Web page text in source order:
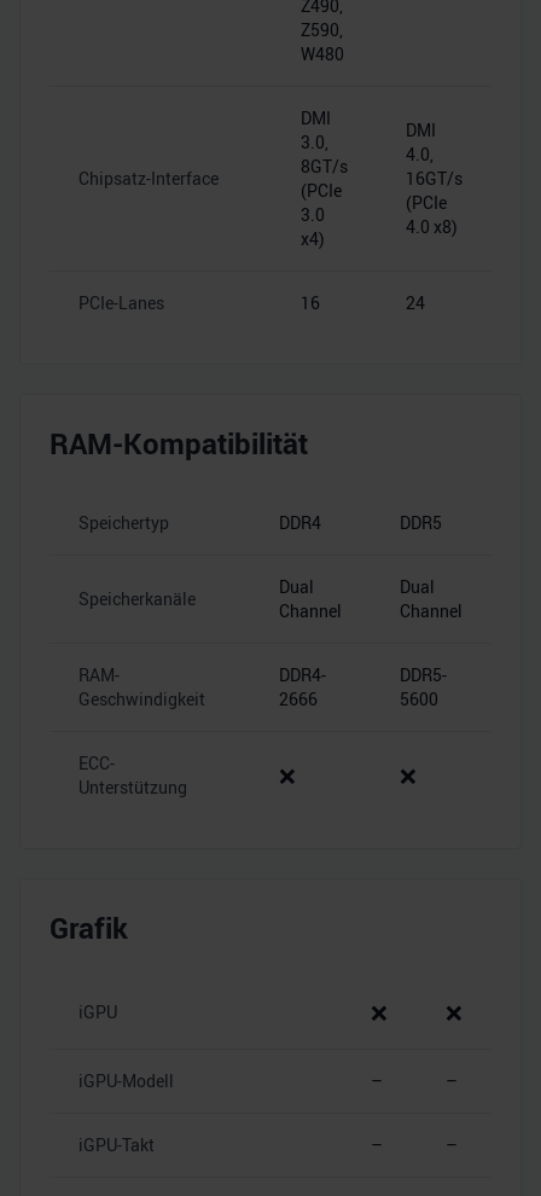
Z490,
Z590,
W480
Chipsatz-Interface
DMI
3.0,
8GT/s
(PCIe
3.0
x4)
DMI
4.0,
16GT/s
(PCIe
4.0 x8)
PCIe-Lanes 16 24
RAM-Kompatibilität
Speichertyp DDR4 DDR5
Speicherkanäle
Dual
Channel
Dual
Channel
RAM-
Geschwindigkeit
DDR4-
2666
DDR5-
5600
ECC-
Unterstützung
❌ ❌
Grafik
iGPU ❌ ❌
iGPU-Modell – –
iGPU-Takt – –